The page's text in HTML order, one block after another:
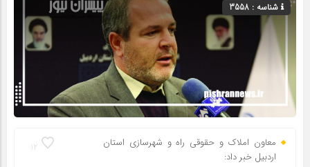
شناسه : 3558
12
معاون املاک و حقوقی راه و شهرسازی استان
اردبیل خبر داد: